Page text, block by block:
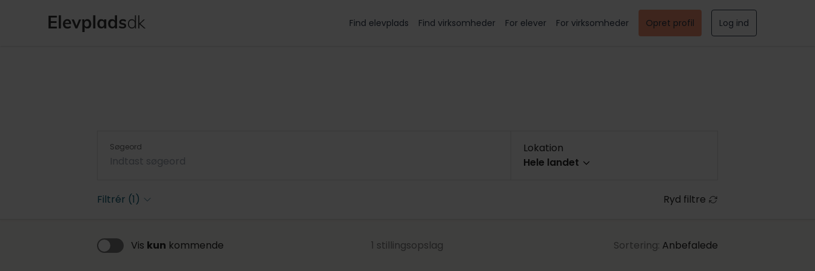
Find elevplads Find virksomheder For elever For virksomheder Opret profil Log ind
Søgeord
Lokation
Hele landet
Filtrér (1) Ryd filtre
Trainee & øvrige(71)
Salg & detail(1201)
(44)
Vis kun kommende 1 stillingsopslag Sortering: Anbefalede